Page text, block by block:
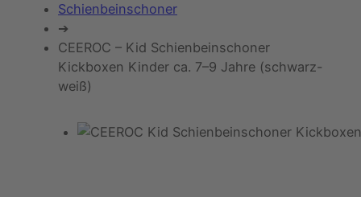
Schienbeinschoner
➔
CEEROC – Kid Schienbeinschoner
Kickboxen Kinder ca. 7–9 Jahre (schwarz-
weiß)